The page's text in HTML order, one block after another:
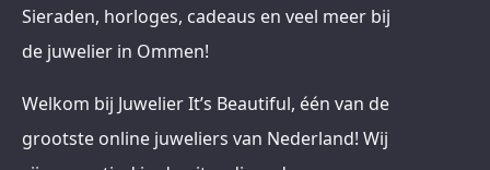
Sieraden, horloges, cadeaus en veel meer bij
de juwelier in Ommen!
Welkom bij Juwelier It’s Beautiful, één van de
grootste online juweliers van Nederland! Wij